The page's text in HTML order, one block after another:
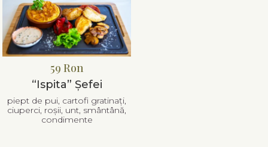
59 Ron
“Ispita” Șefei
piept de pui, cartofi gratinați,
ciuperci, roșii, unt, smântână,
condimente